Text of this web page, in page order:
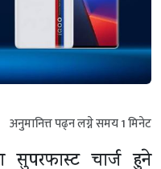
अनुमानित्त पढ्न लग्ने समय1मिनेट
सुपरफास्ट चार्ज हुने